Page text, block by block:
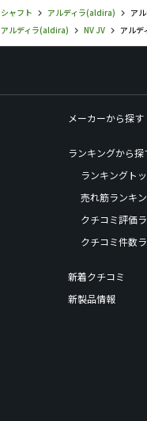
シャフト アルディラ(aldira)
ア
アルディラ(aldira) NV JV アルデ
メーカーから探す
ランキングから探
ランキングト
売れ筋ランキ
クチコミ評価
クチコミ件数
新着クチコミ
新製品情報